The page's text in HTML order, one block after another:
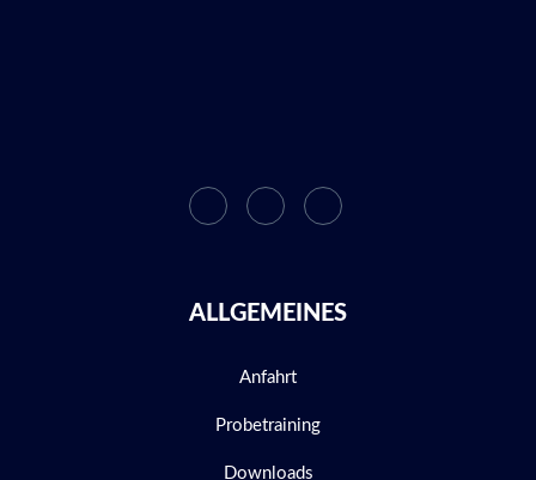
ALLGEMEINES
Anfahrt
Probetraining
Downloads